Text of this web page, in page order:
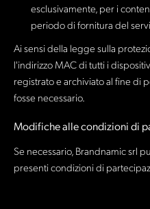
esclusivamente, per i
periodo di fornitura del
Ai sensi della legge sulla
l'indirizzo MAC di tutti i
registrato e archiviato al fine di
fosse necessario.
Modifiche alle condizioni di
Se necessario, Brandnamic srl
presenti condizioni di